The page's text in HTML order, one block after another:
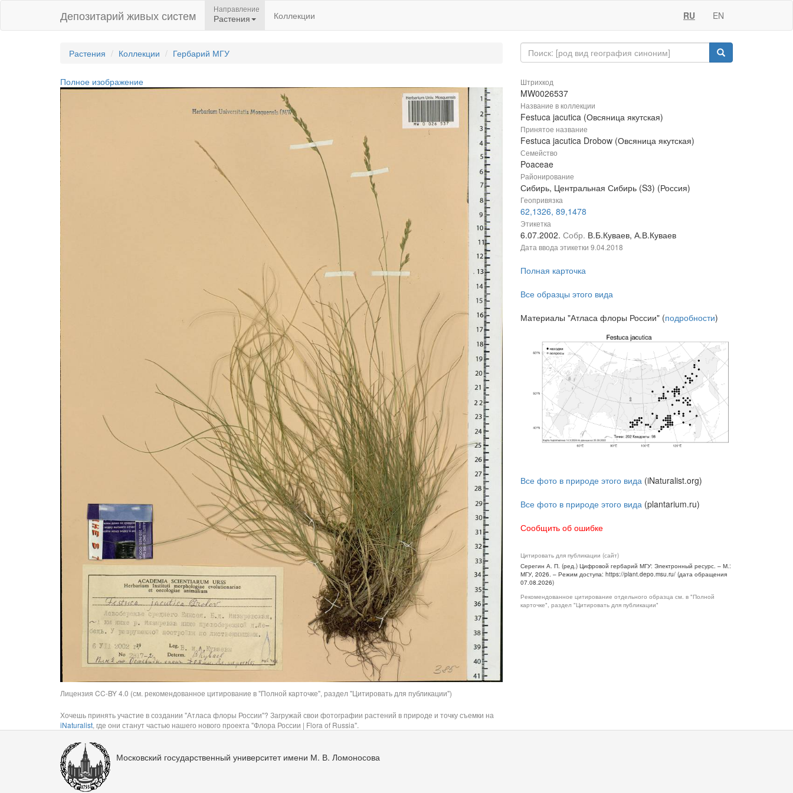
Депозитарий живых систем Направление
Растения Коллекции RU EN
Растения Коллекции Гербарий МГУ
Полное изображение
Лицензия CC-BY 4.0 (см. рекомендованное цитирование в "Полной карточке", раздел "Цитировать для публикации")
Хочешь принять участие в создании "Атласа флоры России"? Загружай свои фотографии растений в природе и точку съемки на
iNaturalist, где они станут частью нашего нового проекта "Флора России | Flora of Russia".
Штрихкод
MW0026537
Название в коллекции
Festuca jacutica (Овсяница якутская)
Принятое название
Festuca jacutica Drobow (Овсяница якутская)
Семейство
Poaceae
Районирование
Сибирь, Центральная Сибирь (S3) (Россия)
Геопривязка
62,1326, 89,1478
Этикетка
6.07.2002. Собр. В.Б.Куваев, А.В.Куваев
Дата ввода этикетки 9.04.2018
Полная карточка
Все образцы этого вида
Материалы "Атласа флоры России" (подробности)
Все фото в природе этого вида (iNaturalist.org)
Все фото в природе этого вида (plantarium.ru)
Сообщить об ошибке
Цитировать для публикации (сайт)
Серегин А. П. (ред.) Цифровой гербарий МГУ: Электронный ресурс. – М.:
МГУ, 2026. – Режим доступа: https://plant.depo.msu.ru/ (дата обращения
07.08.2026)
Рекомендованное цитирование отдельного образца см. в "Полной
карточке", раздел "Цитировать для публикации"
Московский государственный университет имени М. В. Ломоносова